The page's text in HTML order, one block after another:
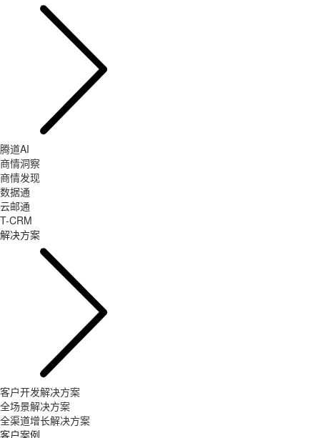
腾道AI
商情洞察
商情发现
数据通
云邮通
T-CRM
解决方案
客户开发解决方案
全场景解决方案
全渠道增长解决方案
客户案例